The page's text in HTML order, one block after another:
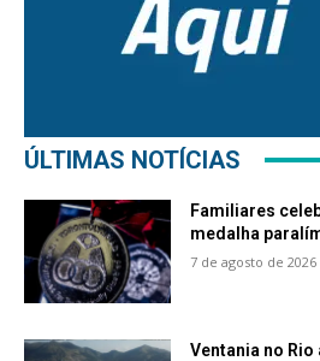
ÚLTIMAS NOTÍCIAS
Familiares
medalha
7 de agosto de 2026
Ventania no